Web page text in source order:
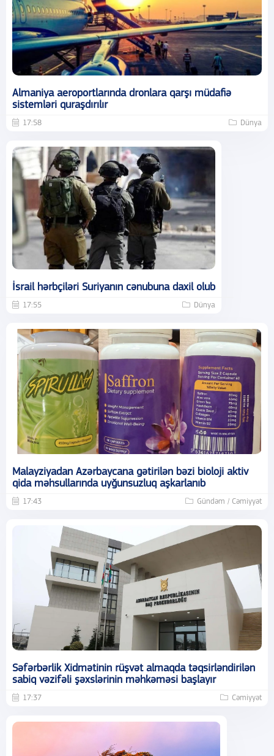
Almaniya aeroportlarında dronlara qarşı müdafiə
sistemləri quraşdırılır
17:58 Dünya
İsrail hərbçiləri Suriyanın cənubuna daxil olub
17:55 Dünya
Malayziyadan Azərbaycana gətirilən bəzi bioloji aktiv
qida məhsullarında uyğunsuzluq aşkarlanıb
17:43 Gündəm / Cəmiyyət
Səfərbərlik Xidmətinin rüşvət almaqda təqsirləndirilən
sabiq vəzifəli şəxslərinin məhkəməsi başlayır
17:37 Cəmiyyət